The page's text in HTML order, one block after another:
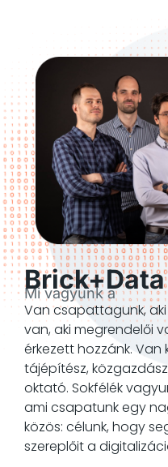
Mi vagyunk a
Brick+Data
Van csapattagunk, aki
van, aki megrendelői
érkezett hozzánk. Van
tájépítész,
oktató. Sokfélék
ami csapatunk egy
közös: célunk, hogy
szereplőit a